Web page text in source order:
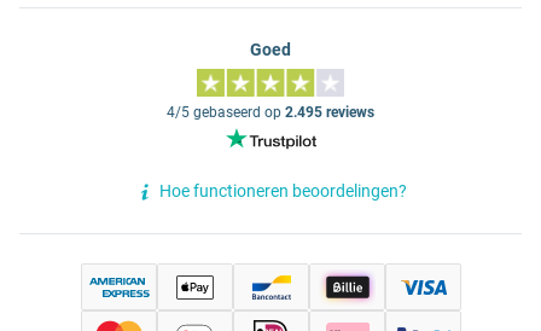
Goed
4/5 gebaseerd op 2.495 reviews
Hoe functioneren beoordelingen?